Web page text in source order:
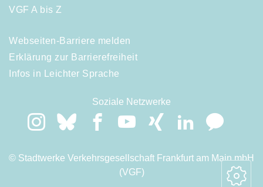
VGF A bis Z
Webseiten-Barriere melden
Erklärung zur Barrierefreiheit
Infos in Leichter Sprache
Soziale Netzwerke
© Stadtwerke Verkehrsgesellschaft Frankfurt am Main mbH
(VGF)